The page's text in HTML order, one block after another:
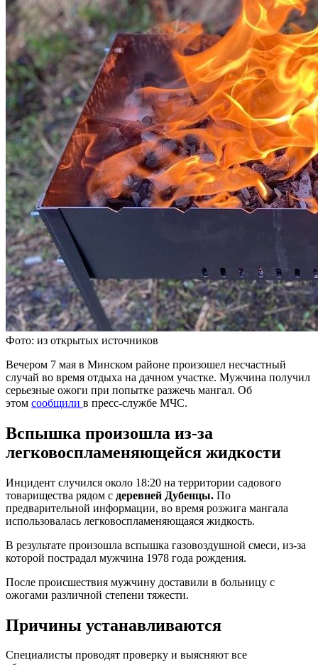
Фото: из открытых источников
Вечером 7 мая в Минском районе произошел несчастный
случай во время отдыха на дачном участке. Мужчина получил
серьезные ожоги при попытке разжечь мангал. Об
этом сообщили в пресс-службе МЧС.
Вспышка произошла из-за
легковоспламеняющейся жидкости
Инцидент случился около 18:20 на территории садового
товарищества рядом с деревней Дубенцы. По
предварительной информации, во время розжига мангала
использовалась легковоспламеняющаяся жидкость.
В результате произошла вспышка газовоздушной смеси, из-за
которой пострадал мужчина 1978 года рождения.
После происшествия мужчину доставили в больницу с
ожогами различной степени тяжести.
Причины устанавливаются
Специалисты проводят проверку и выясняют все